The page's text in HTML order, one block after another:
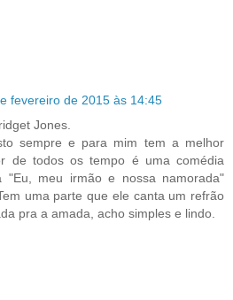
fevereiro de 2015 às 14:45
Jones.
sempre e para mim tem a melhor
de todos os tempo é uma comédia
"Eu, meu irmão e nossa namorada"
uma parte que ele canta um refrão
pra a amada, acho simples e lindo.